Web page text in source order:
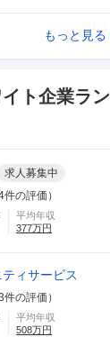
もっと見る
ト企業ラン
求人募集中
件の評価）
平均年収
377万円
ィサービス
件の評価）
平均年収
508万円